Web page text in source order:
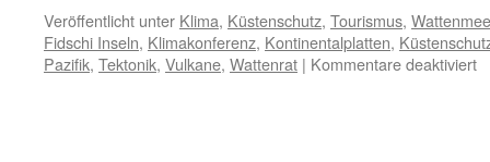
Veröffentlicht unter Klima, Küstenschutz, Tourismus,
Fidschi Inseln, Klimakonferenz, Kontinentalplatten,
Pazifik, Tektonik, Vulkane, Wattenrat | Kommentare deaktiviert